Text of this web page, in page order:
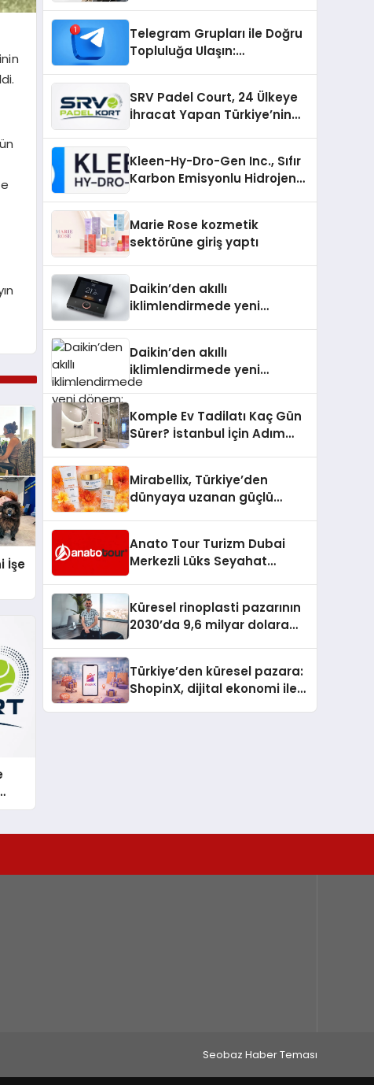
İşe
Telegram Grupları ile Doğru
Topluluğa Ulaşın:
SRV Padel Court, 24 Ülkeye
İhracat Yapan Türkiye’nin
Kleen-Hy-Dro-Gen Inc., Sıfır
Karbon Emisyonlu Hidrojen
Aldı
Marie Rose kozmetik
sektörüne giriş yaptı
Daikin’den akıllı
iklimlendirmede yeni
Daikin’den akıllı
iklimlendirmede yeni
dönem: Madoka Plus
Komple Ev Tadilatı Kaç Gün
Sürer? İstanbul İçin Adım
Mirabellix, Türkiye’den
dünyaya uzanan güçlü
Anato Tour Turizm Dubai
Merkezli Lüks Seyahat
Küresel rinoplasti pazarının
2030’da 9,6 milyar dolara
Türkiye’den küresel pazara:
ShopinX, dijital ekonomi ile
Seobaz Haber Teması